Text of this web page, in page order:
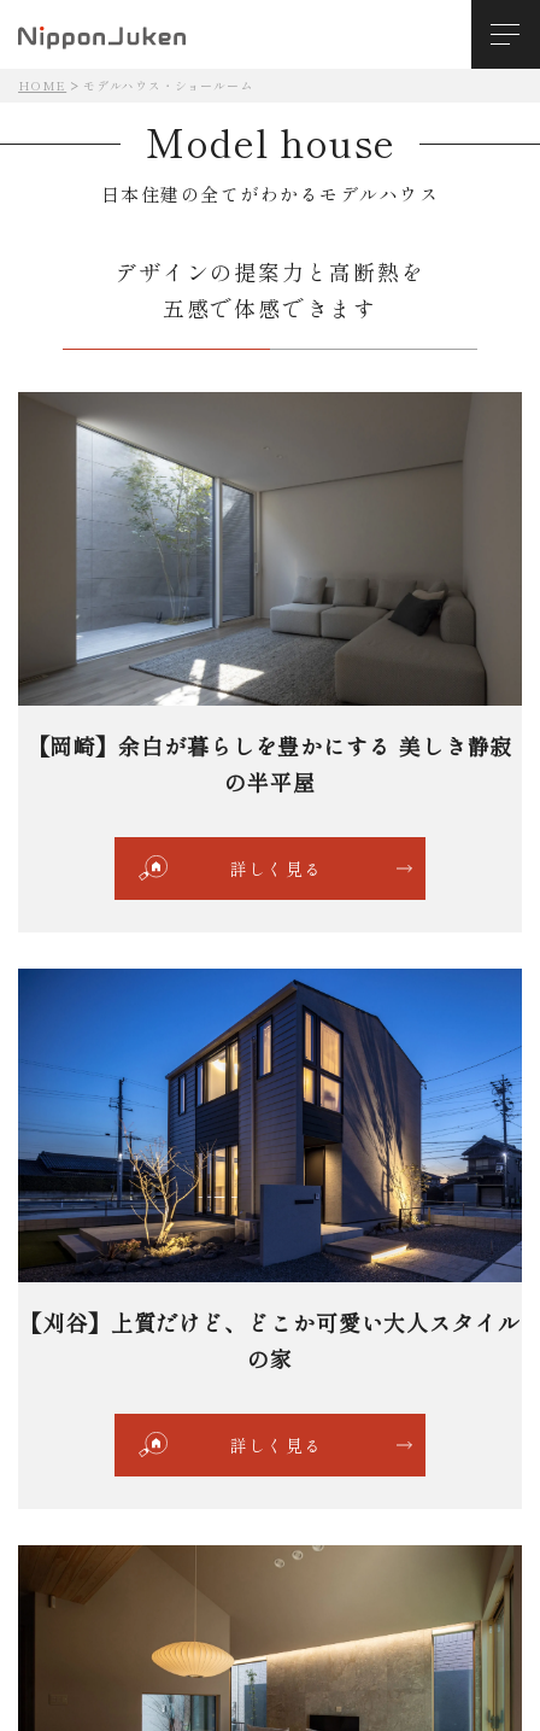
HOME モデルハウス・ショールーム
Model house
日本住建の全てがわかるモデルハウス
デザインの提案力と高断熱を
五感で体感できます
【岡崎】余白が暮らしを豊かにする 美しき静寂
の半平屋
詳しく見る
【刈谷】上質だけど、どこか可愛い大人スタイル
の家
詳しく見る